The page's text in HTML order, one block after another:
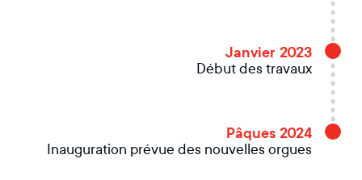
Janvier 2023
Début des travaux
Pâques 2024
Inauguration prévue des nouvelles orgues